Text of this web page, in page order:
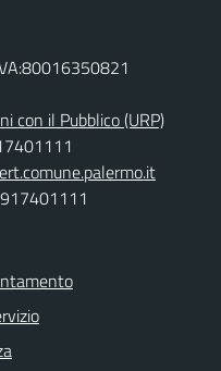
con il Pubblico (URP)